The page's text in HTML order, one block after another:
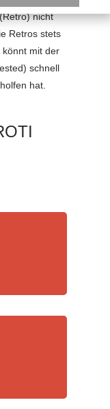
nicht
Retros stets
mit der
schnell
hat.